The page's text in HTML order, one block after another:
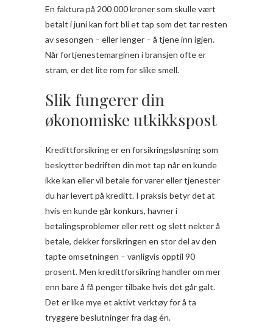
En faktura på 200 000 kroner som skulle vært
betalt i juni kan fort bli et tap som det tar resten
av sesongen – eller lenger – å tjene inn igjen.
Når fortjenestemarginen i bransjen ofte er
stram, er det lite rom for slike smell.
Slik fungerer din
økonomiske utkikkspost
Kredittforsikring er en forsikringsløsning som
beskytter bedriften din mot tap når en kunde
ikke kan eller vil betale for varer eller tjenester
du har levert på kreditt. I praksis betyr det at
hvis en kunde går konkurs, havner i
betalingsproblemer eller rett og slett nekter å
betale, dekker forsikringen en stor del av den
tapte omsetningen – vanligvis opptil 90
prosent. Men kredittforsikring handler om mer
enn bare å få penger tilbake hvis det går galt.
Det er like mye et aktivt verktøy for å ta
tryggere beslutninger fra dag én.